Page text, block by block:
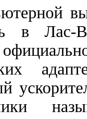
в Лас-